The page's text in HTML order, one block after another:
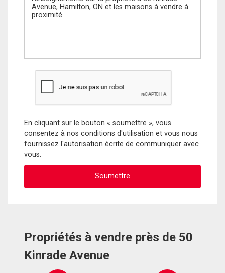
En cliquant sur le bouton « soumettre », vous
consentez à nos conditions d'utilisation et vous nous
fournissez l'autorisation écrite de communiquer avec
vous.
Propriétés à vendre près de 50
Kinrade Avenue